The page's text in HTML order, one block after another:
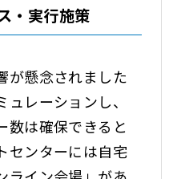
・実行施策
が懸念されました
レーションし、
数は確保できると
センターには自宅